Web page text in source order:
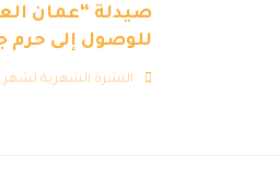
صيدلة “عمان
للوصول إلى حرم
النشرة الشهرية لشهر 1 2024